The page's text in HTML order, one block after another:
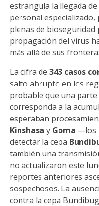
estrangula la llegada
personal
plenas de bioseguridad
propagación del virus
más allá de sus
La cifra de 343 casos
salto abrupto en los
probable que una
corresponda a la
esperaban
Kinshasa y Goma —los
detectar la cepa
también una
no actualizaron este
reportes anteriores
sospechosos. La
contra la cepa